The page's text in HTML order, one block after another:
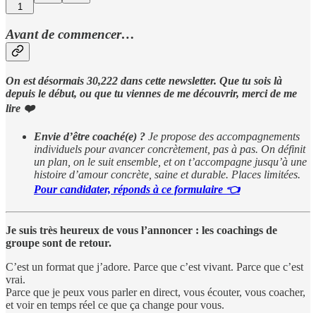
1
Avant de commencer…
On est désormais 30,222 dans cette newsletter. Que tu sois là
depuis le début, ou que tu viennes de me découvrir, merci de me
lire ❤️
Envie d’être coaché(e) ? Je propose des accompagnements
individuels pour avancer concrètement, pas à pas. On définit
un plan, on le suit ensemble, et on t’accompagne jusqu’à une
histoire d’amour concrète, saine et durable. Places limitées.
Pour candidater, réponds à ce formulaire 👈
Je suis très heureux de vous l’annoncer : les coachings de
groupe sont de retour.
C’est un format que j’adore. Parce que c’est vivant. Parce que c’est
vrai.
Parce que je peux vous parler en direct, vous écouter, vous coacher,
et voir en temps réel ce que ça change pour vous.